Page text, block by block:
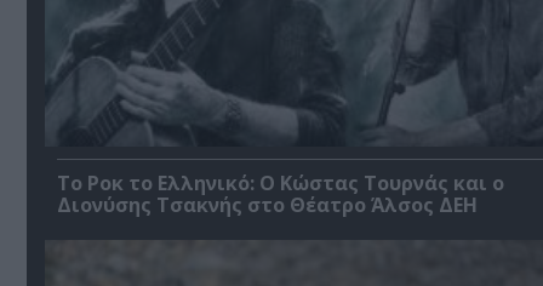
Το Ροκ το Ελληνικό: Ο Κώστας Τουρνάς και ο
Διονύσης Τσακνής στο Θέατρο Άλσος ΔΕΗ